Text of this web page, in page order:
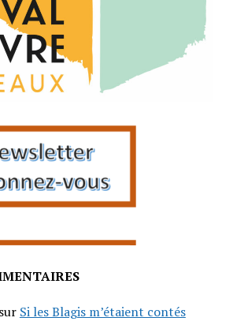
Si les Blagis m’étaient contés